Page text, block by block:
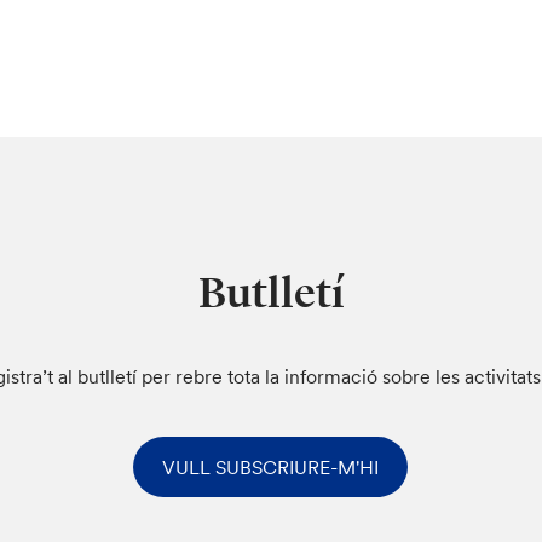
Butlletí
al butlletí per rebre tota la informació sobre les
VULL SUBSCRIURE-M'HI